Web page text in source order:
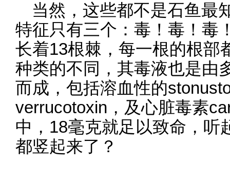
当然，这些都不是石鱼最
特征只有三个：毒！毒！毒
长着13根棘，每一根的根部
种类的不同，其毒液也是由
而成，包括溶血性的
verrucotoxin，及心脏毒素
中，18毫克就足以致命，听
都竖起来了？